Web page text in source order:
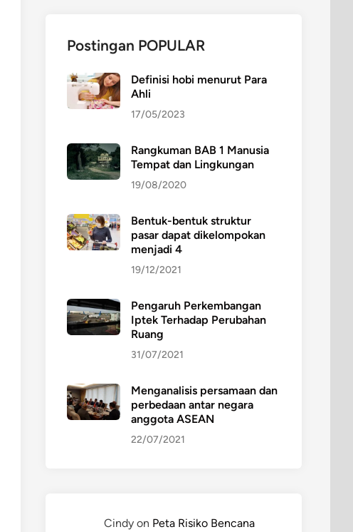
Postingan POPULAR
Definisi hobi menurut Para
Ahli
17/05/2023
Rangkuman BAB 1 Manusia
Tempat dan Lingkungan
19/08/2020
Bentuk-bentuk struktur
pasar dapat dikelompokan
menjadi 4
19/12/2021
Pengaruh Perkembangan
Iptek Terhadap Perubahan
Ruang
31/07/2021
Menganalisis persamaan dan
perbedaan antar negara
anggota ASEAN
22/07/2021
Cindy on Peta Risiko Bencana